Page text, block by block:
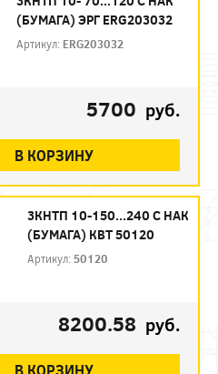
(БУМАГА) ЭРГ ERG203032
Артикул: ERG203032
5700 руб.
В КОРЗИНУ
3КНТП 10-150...240 С НАК
(БУМАГА) КВТ 50120
Артикул:50120
8200.58 руб.
В КОРЗИНУ